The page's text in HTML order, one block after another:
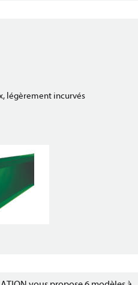
légèrement incurvés